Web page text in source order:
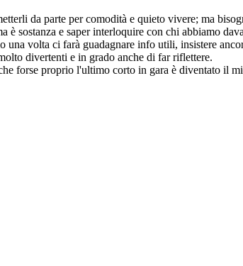
da parte per comodità e quieto vivere; ma
sostanza e saper interloquire con chi abbiamo
volta ci farà guadagnare info utili, insistere
divertenti e in grado anche di far riflettere.
forse proprio l'ultimo corto in gara è diventato il